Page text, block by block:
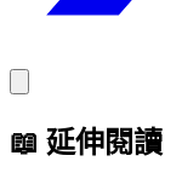
📖 延伸閱讀